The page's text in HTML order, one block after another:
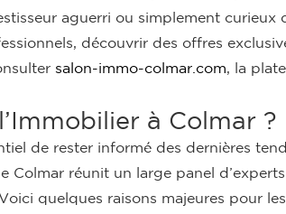
aguerri ou simplement curieux
découvrir des offres
salon-immo-colmar.com, la
à Colmar ?
de rester informé des dernières
Colmar réunit un large panel
quelques raisons majeures pour